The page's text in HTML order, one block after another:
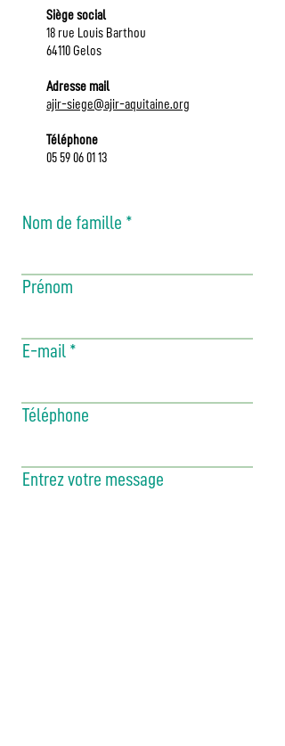
Siège social
18 rue Louis Barthou
64110 Gelos
Adresse mail
ajir-siege@ajir-aquitaine.org
Téléphone
05 59 06 01 13
Nom de famille
Prénom
E-mail
Téléphone
Entrez votre message